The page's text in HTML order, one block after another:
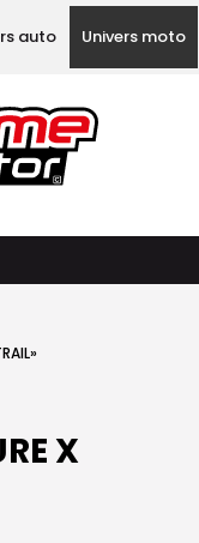
auto Univers moto
»
X